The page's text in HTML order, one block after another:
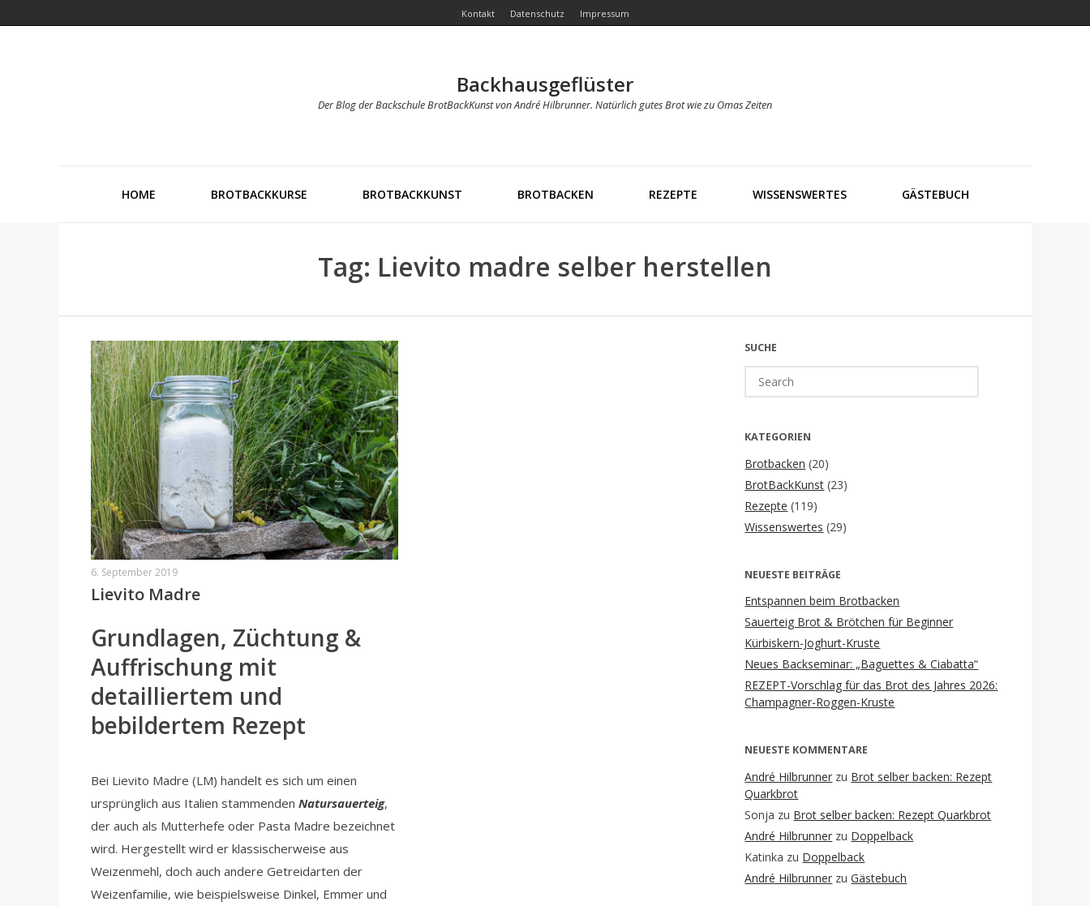
Kontakt Datenschutz Impressum
Backhausgeflüster
Der Blog der Backschule BrotBackKunst von André Hilbrunner. Natürlich gutes Brot wie zu Omas Zeiten
HOME BROTBACKKURSE BROTBACKKUNST BROTBACKEN REZEPTE WISSENSWERTES GÄSTEBUCH
Tag: Lievito madre selber herstellen
6. September 2019
Lievito Madre
Grundlagen, Züchtung &
Auffrischung mit
detailliertem und
bebildertem Rezept
Bei Lievito Madre (LM) handelt es sich um einen
ursprünglich aus Italien stammenden Natursauerteig,
der auch als Mutterhefe oder Pasta Madre bezeichnet
wird. Hergestellt wird er klassischerweise aus
Weizenmehl, doch auch andere Getreidarten der
Weizenfamilie, wie beispielsweise Dinkel, Emmer und
SUCHE
for:
KATEGORIEN
Brotbacken (20)
BrotBackKunst (23)
Rezepte (119)
Wissenswertes (29)
NEUESTE BEITRÄGE
Entspannen beim Brotbacken
Sauerteig Brot & Brötchen für Beginner
Kürbiskern-Joghurt-Kruste
Neues Backseminar: „Baguettes & Ciabatta“
REZEPT-Vorschlag für das Brot des Jahres 2026:
Champagner-Roggen-Kruste
NEUESTE KOMMENTARE
André Hilbrunner zu Brot selber backen: Rezept
Quarkbrot
Sonja zu Brot selber backen: Rezept Quarkbrot
André Hilbrunner zu Doppelback
Katinka zu Doppelback
André Hilbrunner zuGästebuch